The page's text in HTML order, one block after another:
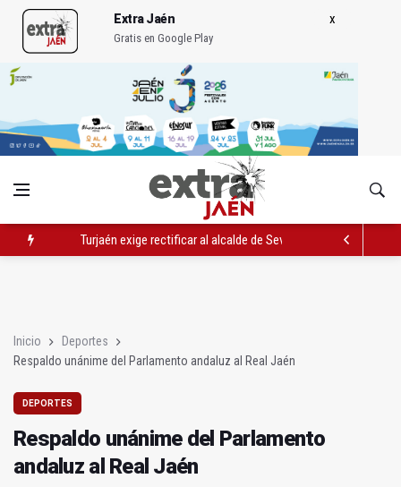
Extra Jaén
Gratis en Google Play
Turjaén exige rectificar al alcalde de Sevilla por
Inicio
Deportes
Respaldo unánime del Parlamento andaluz al Real Jaén
DEPORTES
Respaldo unánime del Parlamento
andaluz al Real Jaén